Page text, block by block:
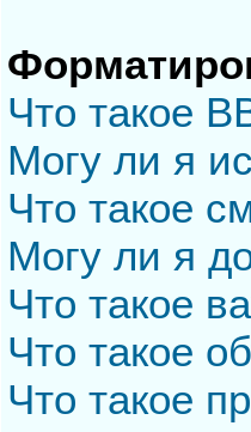
Что такое
Могу ли я
Что такое
Могу ли я
Что такое
Что такое
Что такое